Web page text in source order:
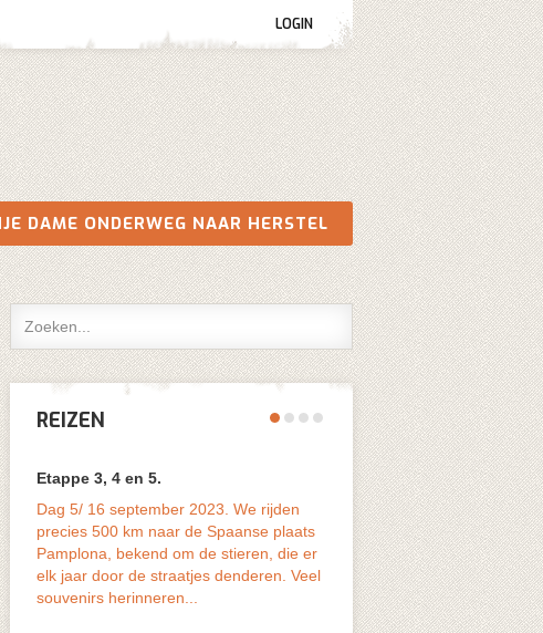
LOGIN
DAME ONDERWEG NAAR HERSTEL
REIZEN
Etappe 3, 4 en 5.
Dag 5/ 16 september 2023. We rijden
precies 500 km naar de Spaanse plaats
Pamplona, bekend om de stieren, die er
elk jaar door de straatjes denderen. Veel
souvenirs herinneren...
Deel twee
Reizen
Cambodja is
rijden naar het moderne
vaak ook rijzen naar het
Cambodja heeft veel last van
dat ziet er niet vrolijk....